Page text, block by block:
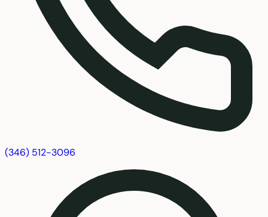
(346) 512-3096